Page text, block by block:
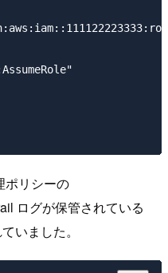
ポリシーの
ログが保管されている
いました。